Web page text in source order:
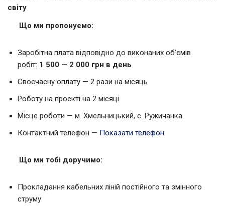
світу
Що ми пропонуємо:
Заробітна плата відповідно до виконаних об’ємів
робіт: 1 500 — 2 000 грн в день
Своєчасну оплату — 2 рази на місяць
Роботу на проекті на 2 місяці
Місце роботи — м. Хмельницький, с. Ружичанка
Контактний телефон — Показати телефон
Що ми тобі доручимо:
Прокладання кабельних ліній постійного та змінного
струму